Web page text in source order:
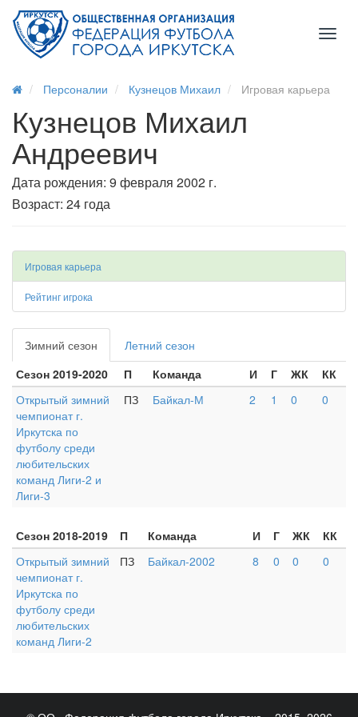
Персоналии Кузнецов Михаил Игровая карьера
Кузнецов Михаил
Андреевич
Дата рождения: 9 февраля 2002 г.
Возраст: 24 года
Игровая карьера
Рейтинг игрока
Зимний сезон
Летний сезон
Сезон 2019-2020
П Команда И Г ЖК
КК
Открытый зимний
чемпионат г.
Иркутска по
футболу среди
любительских
команд Лиги-2 и
Лиги-3
ПЗ Байкал-М 2 1 0 0
Сезон 2018-2019 П Команда И Г ЖК
КК
Открытый зимний
чемпионат г.
Иркутска по
футболу среди
любительских
команд Лиги-2
ПЗ Байкал-2002 8 0 0 0